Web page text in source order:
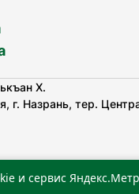
Х.
г. Назрань, тер.
бувзамеи,
и сервис